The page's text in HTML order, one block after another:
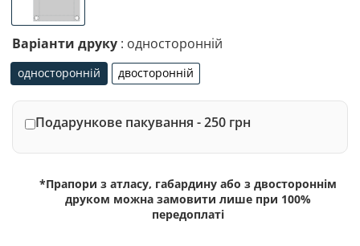
Варіанти друку : односторонній
односторонній
односторонній
двосторонній
двосторонній
Подарункове пакування - 250 грн
*Прапори з атласу, габардину або з двостороннім
друком можна замовити лише при 100%
передоплаті